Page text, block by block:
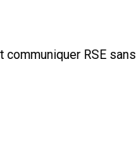
communiquer RSE sans